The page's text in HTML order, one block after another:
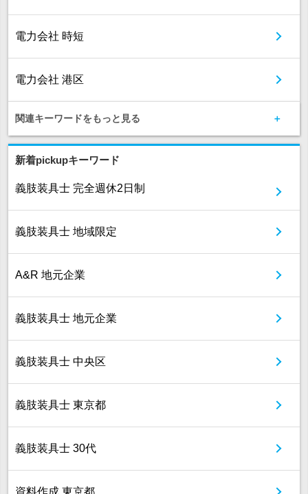
電力会社 時短
電力会社 港区
関連キーワードをもっと見る
新着pickupキーワード
義肢装具士 完全週休2日制
義肢装具士 地域限定
A&R 地元企業
義肢装具士 地元企業
義肢装具士 中央区
義肢装具士 東京都
義肢装具士 30代
資料作成 東京都